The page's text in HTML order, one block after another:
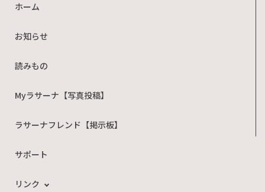
ホーム
お知らせ
読みもの
Myラサーナ【写真投稿】
ラサーナフレンド【掲示板】
サポート
リンク